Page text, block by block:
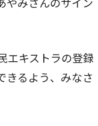
やみさんのサイン
エキストラの登録
きるよう、みなさ